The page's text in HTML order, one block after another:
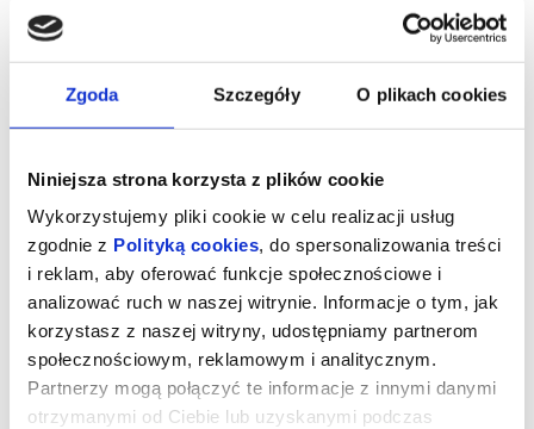
Zgoda Szczegóły O plikach cookies
Niniejsza strona korzysta z plików cookie
Wykorzystujemy pliki cookie w celu realizacji usług
zgodnie z Polityką cookies, do spersonalizowania treści
i reklam, aby oferować funkcje społecznościowe i
analizować ruch w naszej witrynie. Informacje o tym, jak
korzystasz z naszej witryny, udostępniamy partnerom
społecznościowym, reklamowym i analitycznym.
Partnerzy mogą połączyć te informacje z innymi danymi
otrzymanymi od Ciebie lub uzyskanymi podczas
ja też tak mam...
Kto widział poprzednią wersję, powinien ją porównać z nową, kto
Autor:Michele Riml
Reżyseria:Krystyna Janda
Czas trwania:100 minut, 1 przerwa
*******
Bezpieczne zakupy w Bilety24. W przypadku odwołania
wydarzenia, gwarantujemy automatyczny zwrot środków
potwierdzony komunikatem wysyłanym na adres e-mail, podany
podczas zakupu.
czytaj więcej o
wydarzeniu